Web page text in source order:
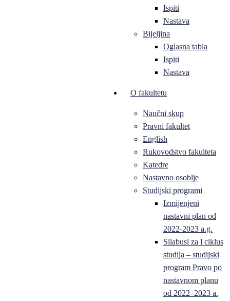
Ispiti
Nastava
Bijeljina
Oglasna tabla
Ispiti
Nastava
O fakultetu
Naučni skup
Pravni fakultet
English
Rukovodstvo fakulteta
Katedre
Nastavno osoblje
Studijski programi
Izmijenjeni
nastavni plan od
2022-2023 a.g.
Silabusi za l ciklus
studija – studijski
program Pravo po
nastavnom planu
od 2022–2023 a.